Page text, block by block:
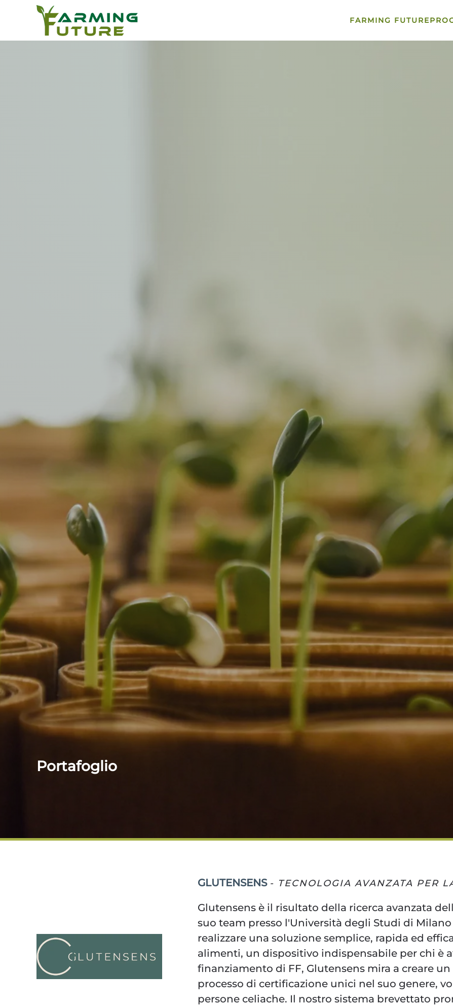
FARMING FUTURE
Portafoglio
GLUTENSENS - TECNOLOGIA AVANZATA PER
Glutensens è il risultato della ricerca avanzata
suo team presso l'Università degli Studi di
realizzare una soluzione semplice, rapida ed
alimenti, un dispositivo indispensabile per chi è
finanziamento di FF, Glutensens mira a creare
processo di certificazione unici nel suo genere,
persone celiache. Il nostro sistema brevettato